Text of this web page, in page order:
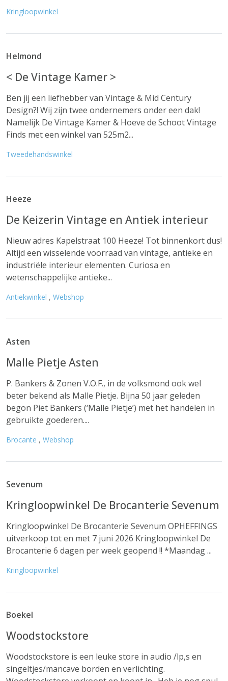
Kringloopwinkel
Helmond
< De Vintage Kamer >
Ben jij een liefhebber van Vintage & Mid Century
Design?! Wij zijn twee ondernemers onder een dak!
Namelijk De Vintage Kamer & Hoeve de Schoot Vintage
Finds met een winkel van 525m2...
Tweedehandswinkel
Heeze
De Keizerin Vintage en Antiek interieur
Nieuw adres Kapelstraat 100 Heeze! Tot binnenkort dus!
Altijd een wisselende voorraad van vintage, antieke en
industriële interieur elementen. Curiosa en
wetenschappelijke antieke...
Antiekwinkel , Webshop
Asten
Malle Pietje Asten
P. Bankers & Zonen V.O.F., in de volksmond ook wel
beter bekend als Malle Pietje. Bijna 50 jaar geleden
begon Piet Bankers (‘Malle Pietje’) met het handelen in
gebruikte goederen....
Brocante , Webshop
Sevenum
Kringloopwinkel De Brocanterie Sevenum
Kringloopwinkel De Brocanterie Sevenum OPHEFFINGS
uitverkoop tot en met 7 juni 2026 Kringloopwinkel De
Brocanterie 6 dagen per week geopend !! *Maandag ...
Kringloopwinkel
Boekel
Woodstockstore
Woodstockstore is een leuke store in audio /lp,s en
singeltjes/mancave borden en verlichting.